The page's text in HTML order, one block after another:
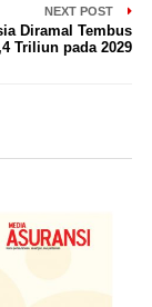
NEXT POST
Diramal Tembus
Triliun pada 2029